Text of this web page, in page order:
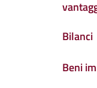
Bilanci
Beni